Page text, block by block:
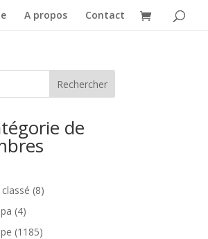
A propos Contact
de
88
44
produits
11851185